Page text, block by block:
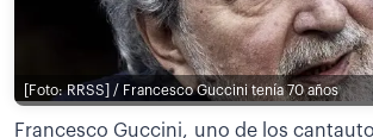
[Foto: RRSS] / Francesco Guccini tenía 70 años
Francesco Guccini, uno de los